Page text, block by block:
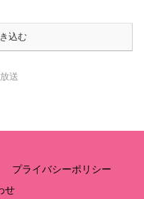
込む
送
プライバシーポリシー
せ